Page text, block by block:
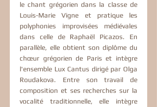
le chant grégorien dans la classe de
Louis-Marie Vigne et pratique les
polyphonies improvisées médiévales
dans celle de Raphaël Picazos. En
parallèle, elle obtient son diplôme du
chœur grégorien de Paris et intègre
l'ensemble Lux Cantus dirigé par Olga
Roudakova. Entre son travail de
composition et ses recherches sur la
vocalité traditionnelle, elle intègre